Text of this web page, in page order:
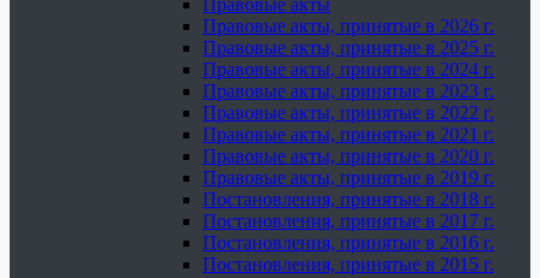
Правовые акты
Правовые акты, принятые в 2026 г.
Правовые акты, принятые в 2025 г.
Правовые акты, принятые в 2024 г.
Правовые акты, принятые в 2023 г.
Правовые акты, принятые в 2022 г.
Правовые акты, принятые в 2021 г.
Правовые акты, принятые в 2020 г.
Правовые акты, принятые в 2019 г.
Постановления, принятые в 2018 г.
Постановления, принятые в 2017 г.
Постановления, принятые в 2016 г.
Постановления, принятые в 2015 г.